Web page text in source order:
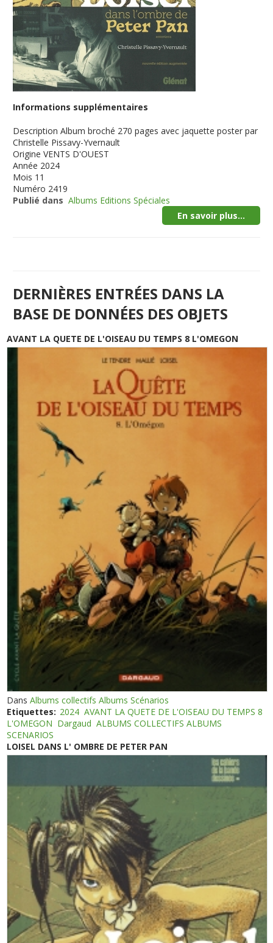
Informations supplémentaires
Description Album broché 270 pages avec jaquette poster par
Christelle Pissavy-Yvernault
Origine VENTS D'OUEST
Année 2024
Mois 11
Numéro 2419
Publié dans Albums Editions Spéciales
En savoir plus...
DERNIÈRES ENTRÉES DANS LA
BASE DE DONNÉES DES OBJETS
AVANT LA QUETE DE L'OISEAU DU TEMPS 8 L'OMEGON
DansAlbums collectifs Albums Scénarios
Etiquettes: 2024 AVANT LA QUETE DE L'OISEAU DU TEMPS 8
L'OMEGON Dargaud ALBUMS COLLECTIFS ALBUMS
SCENARIOS
LOISEL DANS L' OMBRE DE PETER PAN